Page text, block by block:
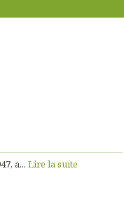
a... Lire la suite